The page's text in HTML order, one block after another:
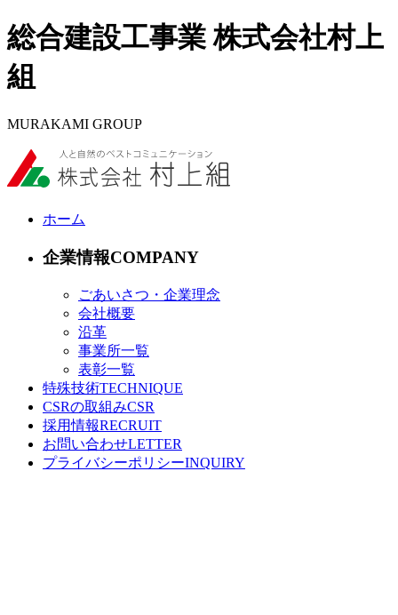
総合建設工事業 株式会社村上
組
MURAKAMI GROUP
ホーム
企業情報
ごあいさつ・企業理念
会社概要
沿革
事業所一覧
表彰一覧
特殊技術
CSRの取組み
採用情報
お問い合わせ
プライバシーポリシー